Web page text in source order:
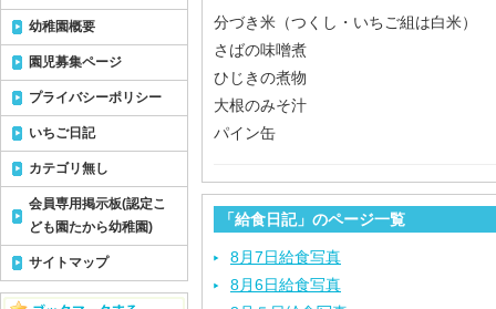
分づき米（つくし・いちご組は白米）
さばの味噌煮
ひじきの煮物
大根のみそ汁
パイン缶
「給食日記」のページ一覧
8月7日給食写真
8月6日給食写真
幼稚園概要
園児募集ページ
プライバシーポリシー
いちご日記
カテゴリ無し
会員専用掲示板(認定こ
ども園たから幼稚園)
サイトマップ